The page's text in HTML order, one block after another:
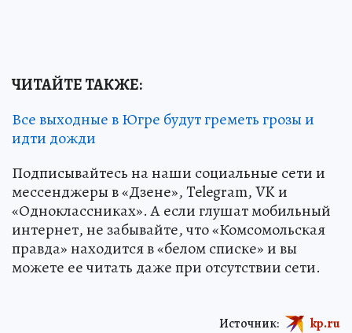
ЧИТАЙТЕ ТАКЖЕ:
Все выходные в Югре будут греметь грозы и
идти дожди
Подписывайтесь на наши социальные сети и
мессенджеры в «Дзене», Telegram, VK и
«Одноклассниках». А если глушат мобильный
интернет, не забывайте, что «Комсомольская
правда» находится в «белом списке» и вы
можете ее читать даже при отсутствии сети.
Источник: kp.ru